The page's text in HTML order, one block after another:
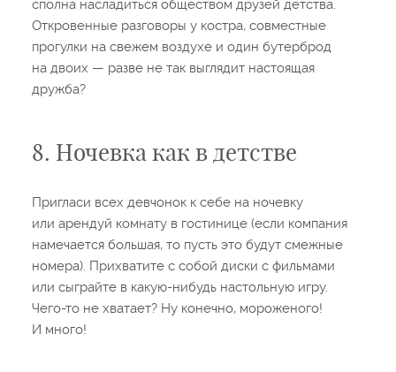
сполна насладиться обществом друзей детства.
Откровенные разговоры у костра, совместные
прогулки на свежем воздухе и один бутерброд
на двоих — разве не так выглядит настоящая
дружба?
8. Ночевка как в детстве
Пригласи всех девчонок к себе на ночевку
или арендуй комнату в гостинице (если компания
намечается большая, то пусть это будут смежные
номера). Прихватите с собой диски с фильмами
или сыграйте в какую-нибудь настольную игру.
Чего-то не хватает? Ну конечно, мороженого!
И много!